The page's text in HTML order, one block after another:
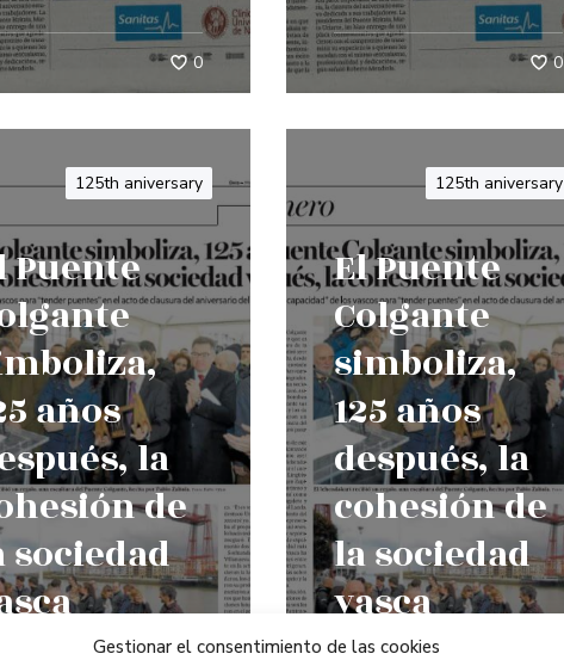
Gestionar el consentimiento de las cookies
0 0
125th aniversary
Puente
años
la
de
sociedad
125th aniversary
El Puente
Colgante
simboliza,
125 años
después, la
cohesión de
la sociedad
vasca